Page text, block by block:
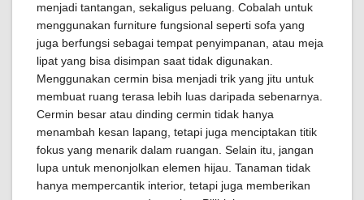
menjadi tantangan, sekaligus peluang. Cobalah untuk
menggunakan furniture fungsional seperti sofa yang
juga berfungsi sebagai tempat penyimpanan, atau meja
lipat yang bisa disimpan saat tidak digunakan.
Menggunakan cermin bisa menjadi trik yang jitu untuk
membuat ruang terasa lebih luas daripada sebenarnya.
Cermin besar atau dinding cermin tidak hanya
menambah kesan lapang, tetapi juga menciptakan titik
fokus yang menarik dalam ruangan. Selain itu, jangan
lupa untuk menonjolkan elemen hijau. Tanaman tidak
hanya mempercantik interior, tetapi juga memberikan